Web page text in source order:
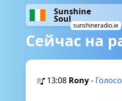
Sunshine
Soul
sunshineradio.ie
Сейчас на
13:08 Rony-